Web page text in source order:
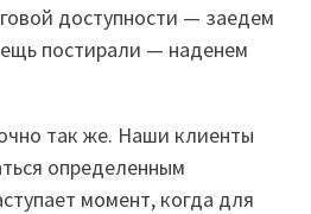
доступности — заедем
постирали — наденем
так же. Наши клиенты
определенным
момент, когда для